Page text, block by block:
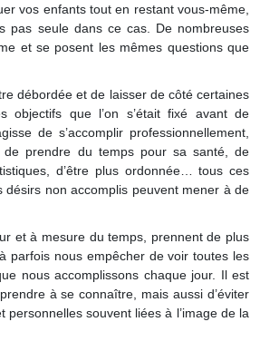
vos enfants tout en restant vous-même,
pas seule dans ce cas. De nombreuses
et se posent les mêmes questions que
débordée et de laisser de côté certaines
objectifs que l’on s’était fixé avant de
de s’accomplir professionnellement,
prendre du temps pour sa santé, de
d’être plus ordonnée… tous ces
désirs non accomplis peuvent mener à de
et à mesure du temps, prennent de plus
parfois nous empêcher de voir toutes les
nous accomplissons chaque jour. Il est
à se connaître, mais aussi d’éviter
personnelles souvent liées à l’image de la